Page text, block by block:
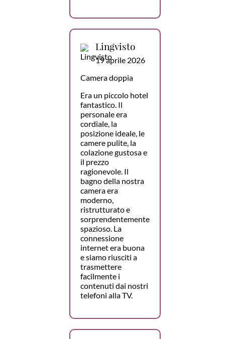
Lingvisto
19 aprile 2026
Camera doppia
Era un piccolo hotel
fantastico. Il
personale era
cordiale, la
posizione ideale, le
camere pulite, la
colazione gustosa e
il prezzo
ragionevole. Il
bagno della nostra
camera era
moderno,
ristrutturato e
sorprendentemente
spazioso. La
connessione
internet era buona
e siamo riusciti a
trasmettere
facilmente i
contenuti dai nostri
telefoni alla TV.